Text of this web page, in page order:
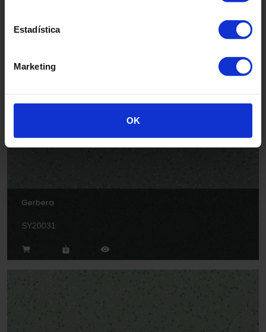
Estadística
Marketing
OK
SY20028
Gerbera
SY20031